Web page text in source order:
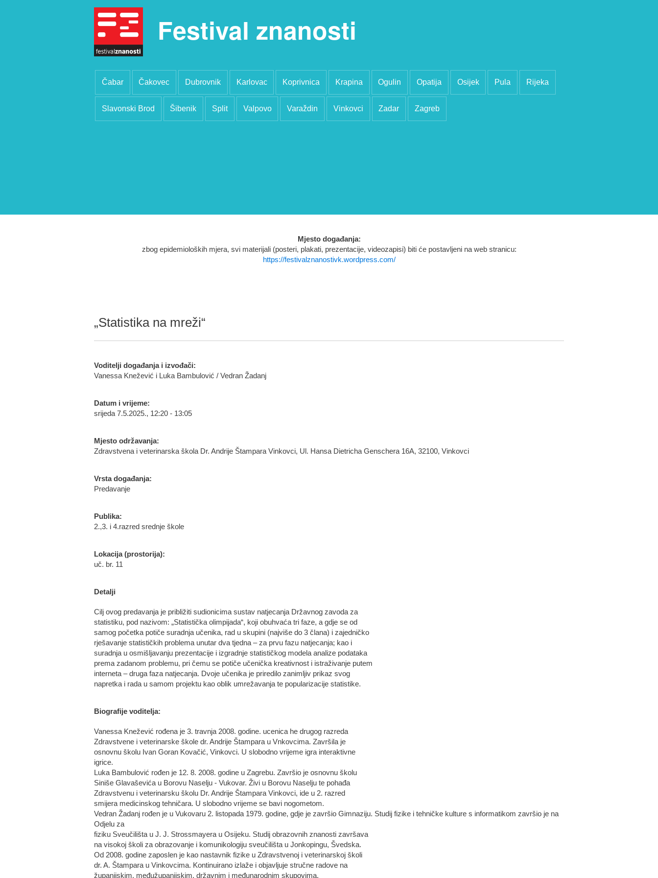
Festival znanosti
Čabar Čakovec Dubrovnik Karlovac Koprivnica Krapina Ogulin Opatija Osijek Pula Rijeka
Slavonski Brod Šibenik Split Valpovo Varaždin Vinkovci Zadar Zagreb
Mjesto događanja:
zbog epidemioloških mjera, svi materijali (posteri, plakati, prezentacije, videozapisi) biti će postavljeni na web stranicu:
https://festivalznanostivk.wordpress.com/
„Statistika na mreži“
Voditelji događanja i izvođači:
Vanessa Knežević i Luka Bambulović / Vedran Žadanj
Datum i vrijeme:
srijeda 7.5.2025., 12:20 - 13:05
Mjesto održavanja:
Zdravstvena i veterinarska škola Dr. Andrije Štampara Vinkovci, Ul. Hansa Dietricha Genschera 16A, 32100, Vinkovci
Vrsta događanja:
Predavanje
Publika:
2.,3. i 4.razred srednje škole
Lokacija (prostorija):
uč. br. 11
Detalji
Cilj ovog predavanja je približiti sudionicima sustav natjecanja Državnog zavoda za
statistiku, pod nazivom: „Statistička olimpijada“, koji obuhvaća tri faze, a gdje se od
samog početka potiče suradnja učenika, rad u skupini (najviše do 3 člana) i zajedničko
rješavanje statističkih problema unutar dva tjedna – za prvu fazu natjecanja; kao i
suradnja u osmišljavanju prezentacije i izgradnje statističkog modela analize podataka
prema zadanom problemu, pri čemu se potiče učenička kreativnost i istraživanje putem
interneta – druga faza natjecanja. Dvoje učenika je priredilo zanimljiv prikaz svog
napretka i rada u samom projektu kao oblik umrežavanja te popularizacije statistike.
Biografije voditelja:
Vanessa Knežević rođena je 3. travnja 2008. godine. ucenica he drugog razreda
Zdravstvene i veterinarske škole dr. Andrije Štampara u Vnkovcima. Završila je
osnovnu školu Ivan Goran Kovačić, Vinkovci. U slobodno vrijeme igra interaktivne
igrice.
Luka Bambulović rođen je 12. 8. 2008. godine u Zagrebu. Završio je osnovnu školu
Siniše Glavaševića u Borovu Naselju - Vukovar. Živi u Borovu Naselju te pohađa
Zdravstvenu i veterinarsku školu Dr. Andrije Štampara Vinkovci, ide u 2. razred
smijera medicinskog tehničara. U slobodno vrijeme se bavi nogometom.
Vedran Žadanj rođen je u Vukovaru 2. listopada 1979. godine, gdje je završio Gimnaziju. Studij fizike i tehničke kulture s informatikom završio je na
Odjelu za
fiziku Sveučilišta u J. J. Strossmayera u Osijeku. Studij obrazovnih znanosti završava
na visokoj školi za obrazovanje i komunikologiju sveučilišta u Jonkopingu, Švedska.
Od 2008. godine zaposlen je kao nastavnik fizike u Zdravstvenoj i veterinarskoj školi
dr. A. Štampara u Vinkovcima. Kontinuirano izlaže i objavljuje stručne radove na
županijskim, međužupanijskim, državnim i međunarodnim skupovima.